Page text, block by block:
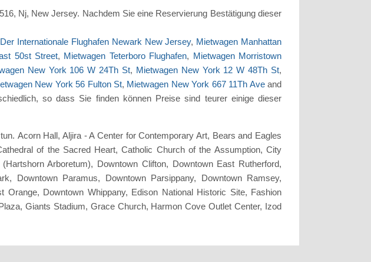
Nj, New Jersey. Nachdem Sie eine Reservierung Bestätigung dieser
Internationale Flughafen Newark New Jersey, Mietwagen Manhattan
50st Street, Mietwagen Teterboro Flughafen, Mietwagen Morristown
New York 106 W 24Th St, Mietwagen New York 12 W 48Th St,
New York 56 Fulton St, Mietwagen New York 667 11Th Aveand
so dass Sie finden können Preise sind teurer einige dieser
Acorn Hall, Aljira - A Center for Contemporary Art, Bears and Eagles
of the Sacred Heart, Catholic Church of the Assumption, City
Arboretum), Downtown Clifton, Downtown East Rutherford,
Downtown Paramus, Downtown Parsippany, Downtown Ramsey,
Downtown Whippany, Edison National Historic Site, Fashion
Giants Stadium, Grace Church, Harmon Cove Outlet Center, Izod